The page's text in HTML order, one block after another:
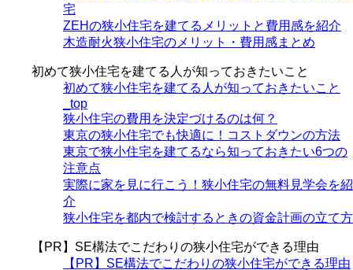
宅
ZEHの狭小住宅を建てるメリットと費用感を紹介
木造耐火狭小住宅のメリット・費用感まとめ
初めて狭小住宅を建てる人が知っておきたいこと
初めて狭小住宅を建てる人が知っておきたいこと
_top
狭小住宅の費用を決定づけるのは何？
東京の狭小住宅でも快適に！コストダウンの方法
東京で狭小住宅を建てるなら知っておきたい6つの
注意点
実際に家を見に行こう！狭小住宅の無料見学会を紹
介
狭小住宅を都内で検討するときの資金計画の立て方
【PR】SE構法でこだわりの狭小住宅ができる理由
【PR】SE構法でこだわりの狭小住宅ができる理由